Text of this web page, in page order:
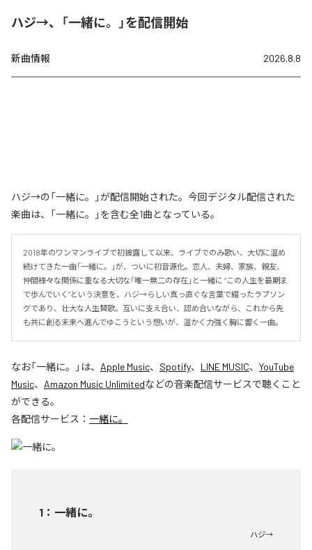
ハジ→、「一緒に。」を配信開始
新曲情報 2026.8.8
ハジ→の「一緒に。」が配信開始された。今回デジタル配信された
楽曲は、「一緒に。」を含む全1曲となっている。
2018年のワンマンライブで初披露して以来、ライブでのみ歌い、大切に温め
続けてきた一曲「一緒に。」が、ついに初音源化。恋人、夫婦、家族、親友、
仲間――様々な関係に重なる大切な「唯一無二の存在」と一緒に “この人生を最期ま
で歩んでいく”という決意を、ハジ→らしい真っ直ぐな言葉で綴ったラブソン
グであり、壮大な人生賛歌。互いに支え合い、認め合いながら、これから先
も共に創る未来へ進んでゆこうという想いが、温かく力強く胸に響く一曲。
なお「一緒に。 」は、 Apple Music、 Spotify、 LINE MUSIC、 YouTube
Music、 Amazon Music Unlimitedなどの音楽配信サービスで聴くこと
ができる。
各配信サービス： 一緒に。
1 ： 一緒に。
ハジ→